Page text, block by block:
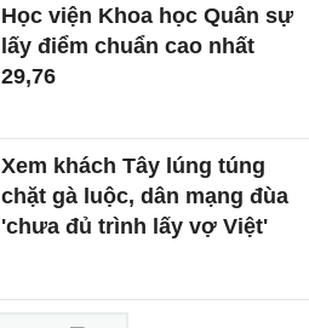
Học viện Khoa học Quân sự
lấy điểm chuẩn cao nhất
29,76
Xem khách Tây lúng túng
chặt gà luộc, dân mạng đùa
'chưa đủ trình lấy vợ Việt'